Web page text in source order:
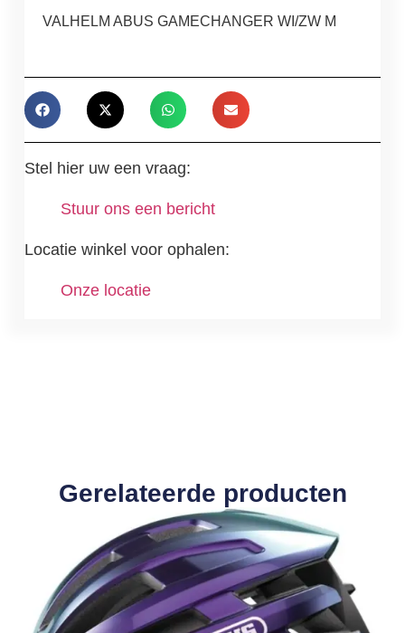
VALHELM ABUS GAMECHANGER WI/ZW M
Stel hier uw een vraag:
Stuur ons een bericht
Locatie winkel voor ophalen:
Onze locatie
Gerelateerde producten